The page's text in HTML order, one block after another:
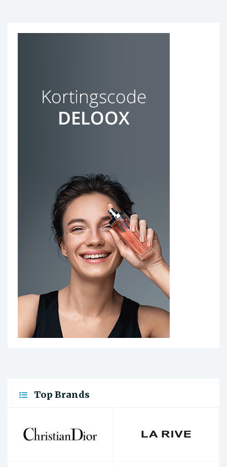
Top Brands